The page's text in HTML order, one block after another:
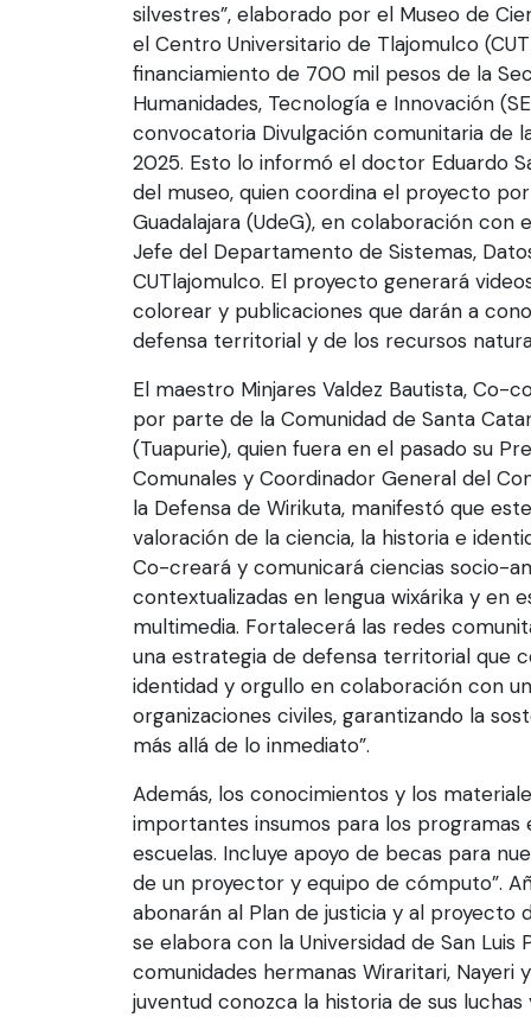
silvestres”, elaborado por el Museo de
el Centro Universitario de Tlajomulco
financiamiento de 700 mil pesos de la
Humanidades, Tecnología e Innovación
convocatoria Divulgación comunitaria de
2025. Esto lo informó el doctor Eduardo
del museo, quien coordina el proyecto
Guadalajara (UdeG), en colaboración con
Jefe del Departamento de Sistemas,
CUTlajomulco. El proyecto generará
colorear y publicaciones que darán a
defensa territorial y de los recursos
El maestro Minjares Valdez Bautista, Co-
por parte de la Comunidad de Santa
(Tuapurie), quien fuera en el pasado su
Comunales y Coordinador General del
la Defensa de Wirikuta, manifestó que
valoración de la ciencia, la historia e
Co-creará y comunicará ciencias socio-
contextualizadas en lengua wixárika y en
multimedia. Fortalecerá las redes
una estrategia de defensa territorial que
identidad y orgullo en colaboración con
organizaciones civiles, garantizando la
más allá de lo inmediato”.
Además, los conocimientos y los
importantes insumos para los programas
escuelas. Incluye apoyo de becas para
de un proyector y equipo de cómputo”.
abonarán al Plan de justicia y al proyecto
se elabora con la Universidad de San Luis
comunidades hermanas Wiraritari, Nayeri
juventud conozca la historia de sus